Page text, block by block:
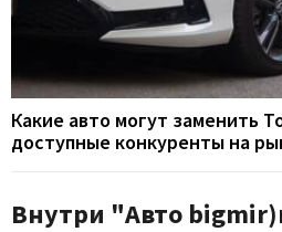
Какие авто могут заменить
доступные конкуренты на
Внутри "Авто